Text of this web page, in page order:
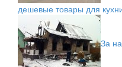
дешевые товары для
За